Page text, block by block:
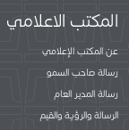
المكتب الاعلامي
عن المكتب الإعلامي
رسالة صاحب السمو
رسالة المدير العام
الرسالة والرؤية والقيم